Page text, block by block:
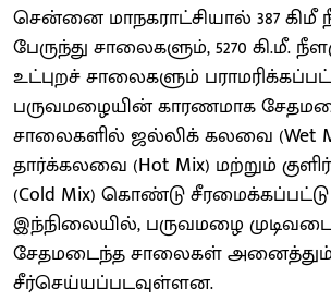
சென்னை மாநகராட்சியால் 387 கிமீ
பேருந்து சாலைகளும், 5270 கி.மீ.
உட்புறச் சாலைகளும்
பருவமழையின் காரணமாக
சாலைகளில் ஜல்லிக் கலவை (Wet
தார்க்கலவை (Hot Mix) மற்றும்
(Cold Mix) கொண்டு சீரமைக்கப்பட்டு
இந்நிலையில், பருவமழை
சேதமடைந்த சாலைகள் அனைத்தும்
சீர்செய்யப்படவுள்ளன.